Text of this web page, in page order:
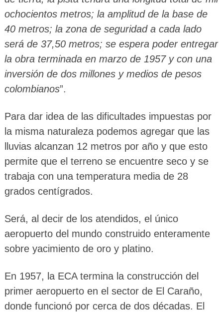
ochocientos metros; la amplitud de la base de
40 metros; la zona de seguridad a cada lado
será de 37,50 metros; se espera poder entregar
la obra terminada en marzo de 1957 y con una
inversión de dos millones y medios de pesos
colombianos”.
Para dar idea de las dificultades impuestas por
la misma naturaleza podemos agregar que las
lluvias alcanzan 12 metros por año y que esto
permite que el terreno se encuentre seco y se
trabaja con una temperatura media de 28
grados centígrados.
Será, al decir de los atendidos, el único
aeropuerto del mundo construido enteramente
sobre yacimiento de oro y platino.
En 1957, la ECA termina la construcción del
primer aeropuerto en el sector de El Caraño,
donde funcionó por cerca de dos décadas. El